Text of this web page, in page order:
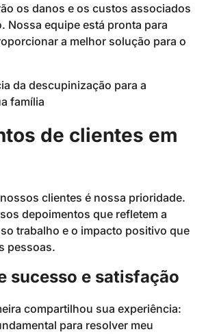
os danos e os custos associados
Nossa equipe está pronta para
a melhor solução para o
de clientes em
clientes é nossa prioridade.
depoimentos que refletem a
trabalho e o impacto positivo que
pessoas.
sucesso e satisfação
compartilhou sua experiência:
para resolver meu